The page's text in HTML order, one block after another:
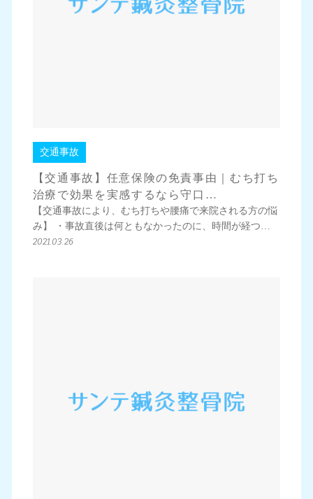
交通事故
【交通事故】任意保険の免責事由｜むち打ち
治療で効果を実感するなら守口…
【交通事故により、むち打ちや腰痛で来院される方の悩
み】 ・事故直後は何ともなかったのに、時間が経つ…
2021.03.26